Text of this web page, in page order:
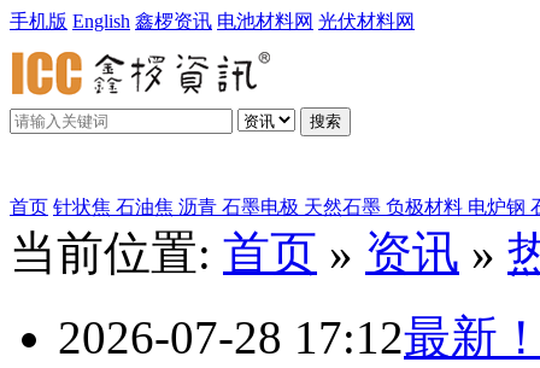
手机版 English 鑫椤资讯 电池材料网 光伏材料网
搜索
首页 针状焦 石油焦 沥青 石墨电极 天然石墨 负极材料 电炉钢
当前位置: 首页 » 资讯 »
2026-07-28 17:12最新